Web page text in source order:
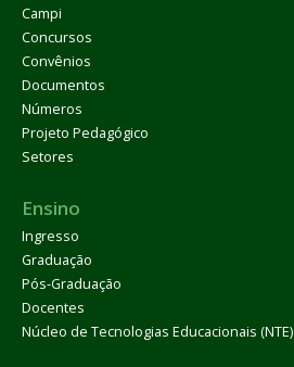
Campi
Concursos
Convênios
Documentos
Números
Projeto Pedagógico
Setores
Ensino
Ingresso
Graduação
Pós-Graduação
Docentes
Núcleo de Tecnologias Educacionais (NTE)